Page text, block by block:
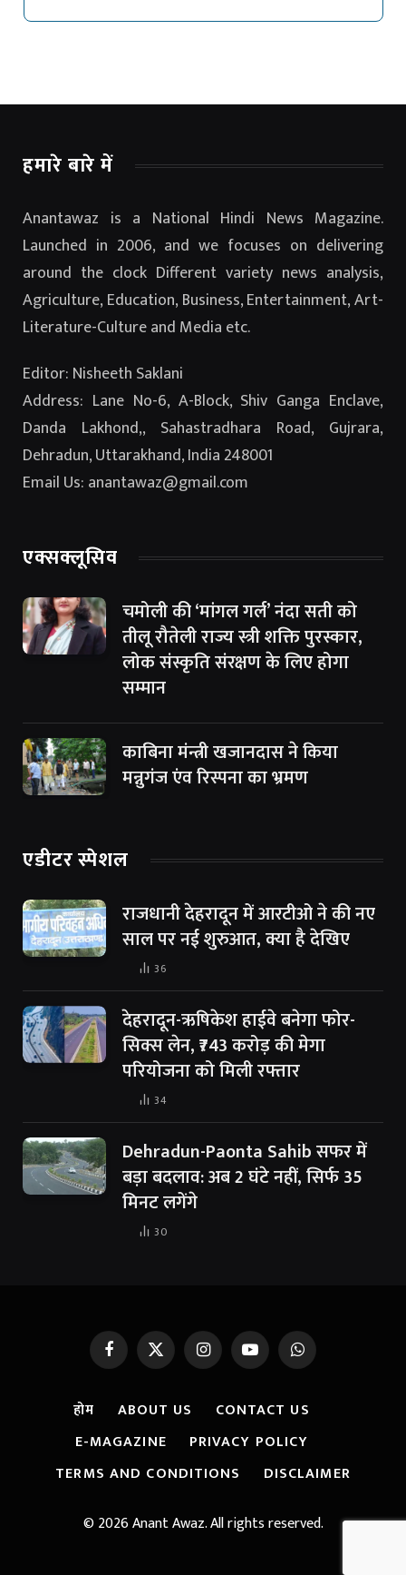
हमारे बारे में
Anantawaz is a National Hindi News Magazine.
Launched in 2006, and we focuses on delivering
around the clock Different variety news analysis,
Agriculture, Education, Business, Entertainment, Art-
Literature-Culture and Media etc.
Editor: Nisheeth Saklani
Address: Lane No-6, A-Block, Shiv Ganga Enclave,
Danda Lakhond,, Sahastradhara Road, Gujrara,
Dehradun, Uttarakhand, India 248001
Email Us: anantawaz@gmail.com
एक्सक्लूसिव
चमोली की ‘मांगल गर्ल’ नंदा सती को
तीलू रौतेली राज्य स्त्री शक्ति पुरस्कार,
लोक संस्कृति संरक्षण के लिए होगा
सम्मान
काबिना मंन्त्री खजानदास ने किया
मन्नुगंज एंव रिस्पना का भ्रमण
एडीटर स्पेशल
राजधानी देहरादून में आरटीओ ने की नए
साल पर नई शुरुआत, क्या है देखिए
36
देहरादून-ऋषिकेश हाईवे बनेगा फोर-
सिक्स लेन, ₹743 करोड़ की मेगा
परियोजना को मिली रफ्तार
34
Dehradun-Paonta Sahib सफर में
बड़ा बदलाव: अब 2 घंटे नहीं, सिर्फ 35
मिनट लगेंगे
30
FacebookX
(Twitter)
InstagramYouTubeWhatsApp
होम ABOUT US
CONTACT US
E-MAGAZINE
PRIVACY POLICY
TERMS AND CONDITIONS
DISCLAIMER
© 2026 Anant Awaz. All rights reserved.